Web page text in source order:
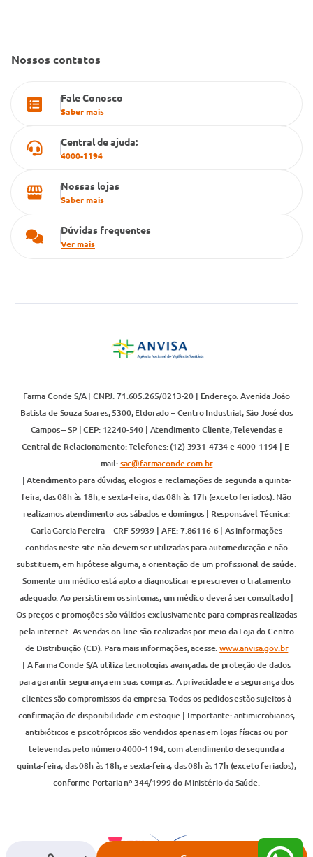
Cartão Grupo Conde
Nossos contatos
Fale Conosco
Saber mais
Central de ajuda:
4000-1194
Nossas lojas
Saber mais
Dúvidas frequentes
Ver mais
Farma Conde S/A | CNPJ: 71.605.265/0213-20 | Endereço: Avenida João
Batista de Souza Soares, 5300, Eldorado – Centro Industrial, São José dos
Campos – SP | CEP: 12240-540 | Atendimento Cliente, Televendas e
Central de Relacionamento: Telefones: (12) 3931-4734 e 4000-1194 | E-
mail:sac@farmaconde.com.br
| Atendimento para dúvidas, elogios e reclamações de segunda a quinta-
feira, das 08h às 18h, e sexta-feira, das 08h às 17h (exceto feriados). Não
realizamos atendimento aos sábados e domingos | Responsável Técnica:
Carla Garcia Pereira – CRF 59939 | AFE: 7.86116-6 | As informações
contidas neste site não devem ser utilizadas para automedicação e não
substituem, em hipótese alguma, a orientação de um profissional de saúde.
Somente um médico está apto a diagnosticar e prescrever o tratamento
adequado. Ao persistirem os sintomas, um médico deverá ser consultado |
Os preços e promoções são válidos exclusivamente para compras realizadas
pela internet. As vendas on-line são realizadas por meio da Loja do Centro
de Distribuição (CD). Para mais informações, acesse:www.anvisa.gov.br
| A Farma Conde S/A utiliza tecnologias avançadas de proteção de dados
para garantir segurança em suas compras. A privacidade e a segurança dos
clientes são compromissos da empresa. Todos os pedidos estão sujeitos à
confirmação de disponibilidade em estoque | Importante: antimicrobianos,
antibióticos e psicotrópicos são vendidos apenas em lojas físicas ou por
televendas pelo número 4000-1194, com atendimento de segunda a
quinta-feira, das 08h às 18h, e sexta-feira, das 08h às 17h (exceto feriados),
conforme Portaria nº 344/1999 do Ministério da Saúde.